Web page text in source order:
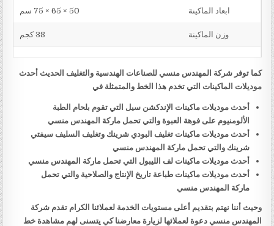
ابعاد الماكينة 50 × 65 × 75 سم
وزن الماكينة 38 كجم
كما توفر شركة المهندس منسي للصناعات الهندسية والتغليف الحديث أحدث
موديلات الماكينات التي تخدم هذا الخط والمتمثلة في
أحدث موديلات ماكينات الإندكشن سيل التي تقوم بلحام الطبة
الألومنيوم على فوهة العبوة والتي تحمل ماركة المهندس منسي
أحدث موديلات ماكينات تغليف البودي شرينك وتغليف السليف سيفتي
شرينك والتي تحمل ماركة المهندس منسي
أحدث موديلات ماكينات لف الليبول التي تحمل ماركة المهندس منسي
أحدث موديلات ماكينات طباعة تاريخ الإنتاج والصلاحية والتي تحمل
ماركة المهندس منسي
وحيث أننا نهتم بتقديم أعلى مستويات الخدمة لعملائنا الكرام تقدم شركة
المهندس منسي دعوة لعملائها لزيارة معارضنا كي يتسنى لهم مشاهدة خط